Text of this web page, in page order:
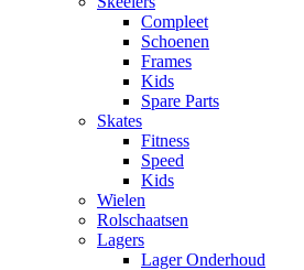
Compleet
Schoenen
Frames
Kids
Spare Parts
Skates
Fitness
Speed
Kids
Wielen
Rolschaatsen
Lagers
Lager Onderhoud